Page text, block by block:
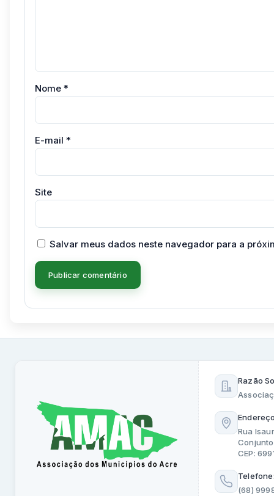
Nome *
E-mail *
Site
Salvar meus dados neste navegador para a
Razão
Rua
CEP:
(68)